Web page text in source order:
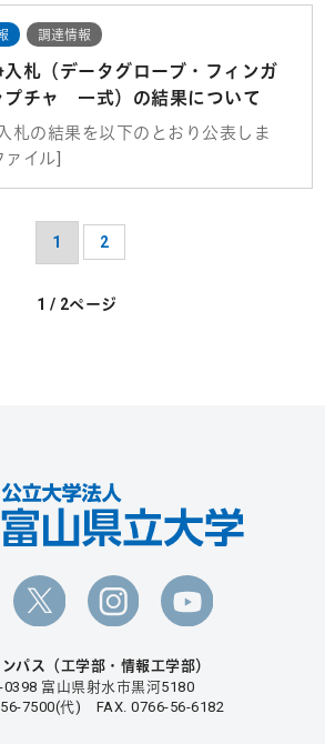
調達情報
札（データグローブ・フィンガ
プチャ 一式）の結果について
札の結果を以下のとおり公表しま
イル]
1 2
1 / 2ページ
パス（工学部・情報工学部）
0398 富山県射水市黒河5180
56-7500(代) FAX. 0766-56-6182